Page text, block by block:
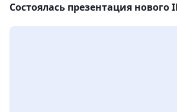
Состоялась презентация нового